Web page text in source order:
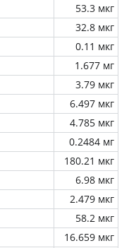
53.3 мкг
32.8 мкг
0.11 мкг
1.677 мг
3.79 мкг
6.497 мкг
4.785 мкг
0.2484 мг
180.21 мкг
6.98 мкг
2.479 мкг
58.2 мкг
16.659 мкг